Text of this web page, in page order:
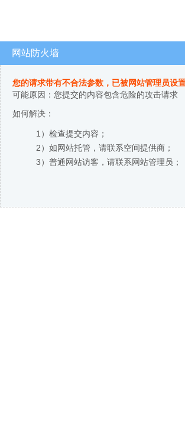
网站防火墙
您的请求带有不合法参数，已被网站管理员设
可能原因：您提交的内容包含危险的攻击请求
如何解决：
1）检查提交内容；
2）如网站托管，请联系空间提供商；
3）普通网站访客，请联系网站管理员；